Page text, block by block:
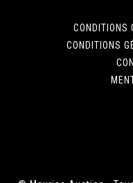
CONDITIONS
CONDITIONS